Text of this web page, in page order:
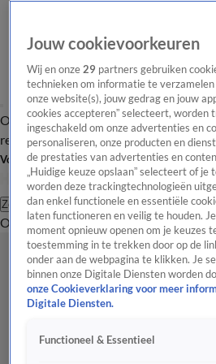
Overzicht Laatste nieuws Regionieuws
redactie
Volg Hart van Nederland
Zoeken
OverzichtRegioUitzendingenWeer
Jouw cookievoorkeuren
Wij en onze29 partners gebruiken
technieken om informatie te
onze website(s), jouw gedrag en jouw
cookies accepteren” selecteert, worden
ingeschakeld om onze advertenties en
personaliseren, onze producten en
de prestaties van advertenties en
„Huidige keuze opslaan” selecteert of
worden deze trackingtechnologieën
dan enkel functionele en essentiële
laten functioneren en veilig te houden.
moment opnieuw openen om je keuzes
toestemming in te trekken door op de
onder aan de webpagina te klikken. Je
binnen onze Digitale Diensten worden
onze Cookieverklaring voor meer
Digitale Diensten.
Functioneel & Essentieel